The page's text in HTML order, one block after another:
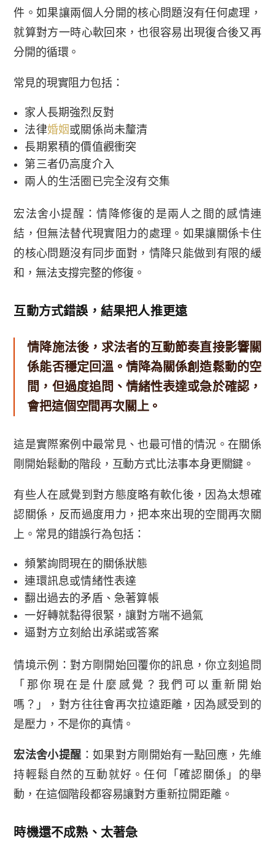
件。如果讓兩個人分開的核心問題沒有任何處理，
就算對方一時心軟回來，也很容易出現復合後又再
分開的循環。
常見的現實阻力包括：
家人長期強烈反對
法律婚姻 或關係尚未釐清
長期累積的價值觀衝突
第三者仍高度介入
兩人的生活圈已完全沒有交集
宏法舍小提醒：情降修復的是兩人之間的感情連
結，但無法替代現實阻力的處理。如果讓關係卡住
的核心問題沒有同步面對，情降只能做到有限的緩
和，無法支撐完整的修復。
互動方式錯誤，結果把人推更遠
情降施法後，求法者的互動節奏直接影響關
係能否穩定回溫。情降為關係創造鬆動的空
間，但過度追問、情緒性表達或急於確認，
會把這個空間再次關上。
這是實際案例中最常見、也最可惜的情況。在關係
剛開始鬆動的階段，互動方式比法事本身更關鍵。
有些人在感覺到對方態度略有軟化後，因為太想確
認關係，反而過度用力，把本來出現的空間再次關
上。常見的錯誤行為包括：
頻繁詢問現在的關係狀態
連環訊息或情緒性表達
翻出過去的矛盾、急著算帳
一好轉就黏得很緊，讓對方喘不過氣
逼對方立刻給出承諾或答案
情境示例：對方剛開始回覆你的訊息，你立刻追問
「那你現在是什麼感覺？我們可以重新開始
嗎？」，對方往往會再次拉遠距離，因為感受到的
是壓力，不是你的真情。
宏法舍小提醒 ：如果對方剛開始有一點回應，先維
持輕鬆自然的互動就好。任何「確認關係」的舉
動，在這個階段都容易讓對方重新拉開距離。
時機還不成熟、太著急